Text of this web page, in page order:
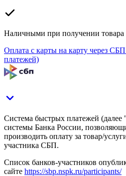
Наличными при получении
Оплата с карты на карту через
платежей)
Система быстрых платежей
системы Банка России,
производить оплату за товар/
участника СБП.
Список банков-участников
сайте https://sbp.nspk.ru/participants/